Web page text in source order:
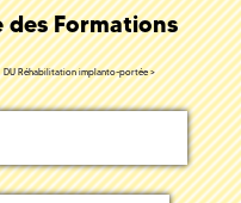
des Formations
DU Réhabilitation implanto-portée